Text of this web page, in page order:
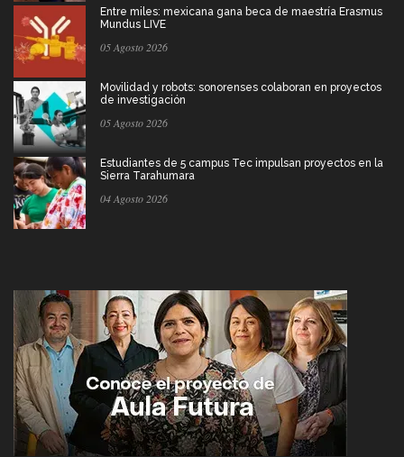
Entre miles: mexicana gana beca de maestría Erasmus
Mundus LIVE
05 Agosto 2026
Movilidad y robots: sonorenses colaboran en proyectos
de investigación
05 Agosto 2026
Estudiantes de 5 campus Tec impulsan proyectos en la
Sierra Tarahumara
04 Agosto 2026